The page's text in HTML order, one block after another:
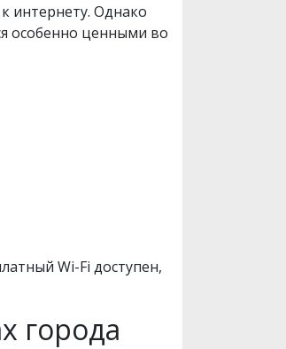
интернету. Однако
особенно ценными во
Wi-Fi доступен,
города